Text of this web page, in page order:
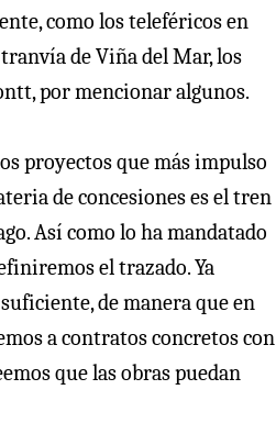
como los teleféricos en
de Viña del Mar, los
por mencionar algunos.
proyectos que más impulso
de concesiones es el tren
Así como lo ha mandatado
el trazado. Ya
de manera que en
a contratos concretos con
que las obras puedan